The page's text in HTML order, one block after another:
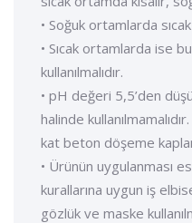
• Soğuk ortamlarda sıcak
• Sıcak ortamlarda ise
kullanılmalıdır.
• pH değeri 5,5’den
halinde
kat beton döşeme
• Ürünün uygulanması
kurallarına uygun iş
gözlük ve maske